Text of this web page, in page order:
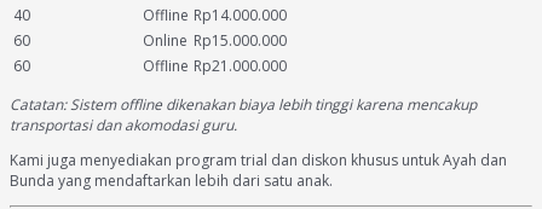
40
Offline Rp14.000.000
60
Online Rp15.000.000
60
Offline Rp21.000.000
Catatan: Sistem offline dikenakan biaya lebih tinggi karena mencakup
transportasi dan akomodasi guru.
Kami juga menyediakan program trial dan diskon khusus untuk Ayah dan
Bunda yang mendaftarkan lebih dari satu anak.